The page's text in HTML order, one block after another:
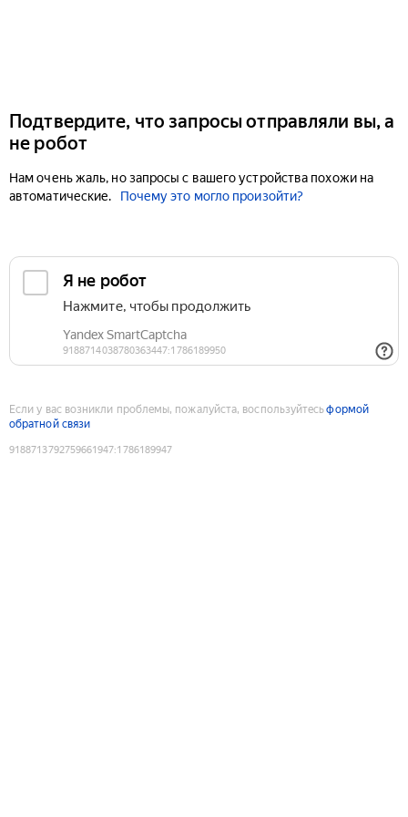
Подтвердите, что запросы отправляли вы, а
не робот
Нам очень жаль, но запросы с вашего устройства похожи на
автоматические.
Почему это могло произойти?
Если у вас возникли проблемы, пожалуйста, воспользуйтесьформой
обратной связи
9188713792759661947:1786189947